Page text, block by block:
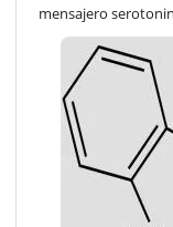
mensajero